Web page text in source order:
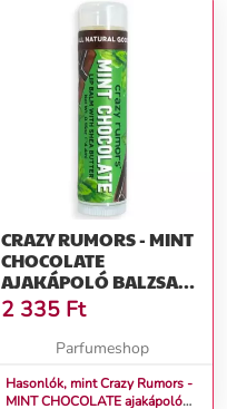
CRAZY RUMORS - MINT
CHOCOLATE
AJAKÁPOLÓ BALZSAM
AJAKÁPOLÓ 4,4 ML
2 335 Ft
Parfumeshop
Hasonlók, mint Crazy Rumors -
MINT CHOCOLATE ajakápoló